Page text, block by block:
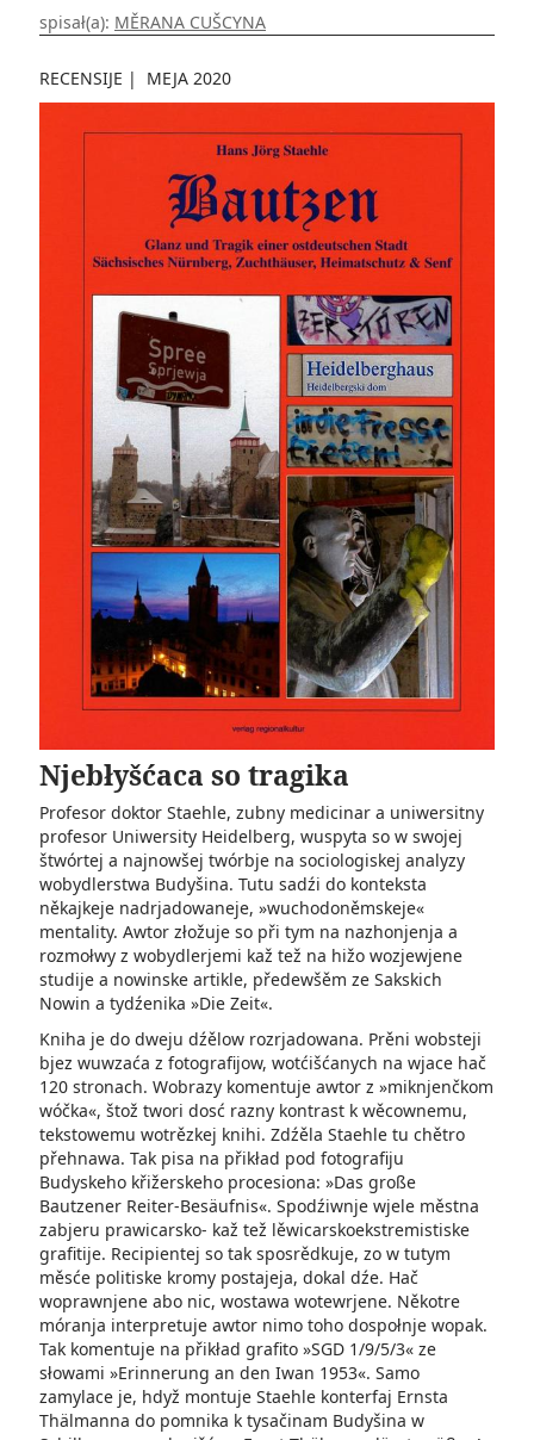
spisał(a): MĚRANA CUŠCYNA
RECENSIJE | MEJA 2020
Njebłyšćaca so tragika
Profesor doktor Staehle, zubny medicinar a uniwersitny
profesor Uniwersity Heidelberg, wuspyta so w swojej
štwórtej a najnowšej twórbje na sociologiskej analyzy
wobydlerstwa Budyšina. Tutu sadźi do konteksta
někajkeje nadrjadowaneje, »wuchodoněmskeje«
mentality. Awtor złožuje so při tym na nazhonjenja a
rozmołwy z wobydlerjemi kaž tež na hižo wozjewjene
studije a nowinske artikle, předewšěm ze Sakskich
Nowin a tydźenika »Die Zeit«.
Kniha je do dweju dźělow rozrjadowana. Prěni wobsteji
bjez wuwzaća z fotografijow, wotćišćanych na wjace hač
120 stronach. Wobrazy komentuje awtor z »miknjenčkom
wóčka«, štož twori dosć razny kontrast k wěcownemu,
tekstowemu wotrězkej knihi. Zdźěla Staehle tu chětro
přehnawa. Tak pisa na přikład pod fotografiju
Budyskeho křižerskeho procesiona: »Das große
Bautzener Reiter-Besäufnis«. Spodźiwnje wjele městna
zabjeru prawicarsko- kaž tež lěwicarskoekstremistiske
grafitije. Recipientej so tak sposrědkuje, zo w tutym
měsće politiske kromy postajeja, dokal dźe. Hač
woprawnjene abo nic, wostawa wotewrjene. Někotre
móranja interpretuje awtor nimo toho dospołnje wopak.
Tak komentuje na přikład grafito »SGD 1/9/5/3« ze
słowami »Erinnerung an den Iwan 1953«. Samo
zamylace je, hdyž montuje Staehle konterfaj Ernsta
Thälmanna do pomnika k tysačinam Budyšina w